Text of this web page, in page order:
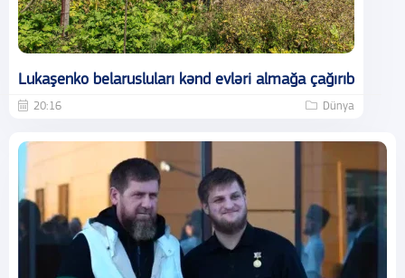
Lukaşenko belarusluları kənd evləri almağa çağırıb
20:16 Dünya